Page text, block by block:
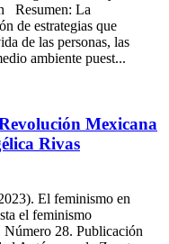
Resumen: La
de estrategias que
de las personas, las
ambiente puest...
Mexicana
Rivas
El feminismo en
el feminismo
28. Publicación